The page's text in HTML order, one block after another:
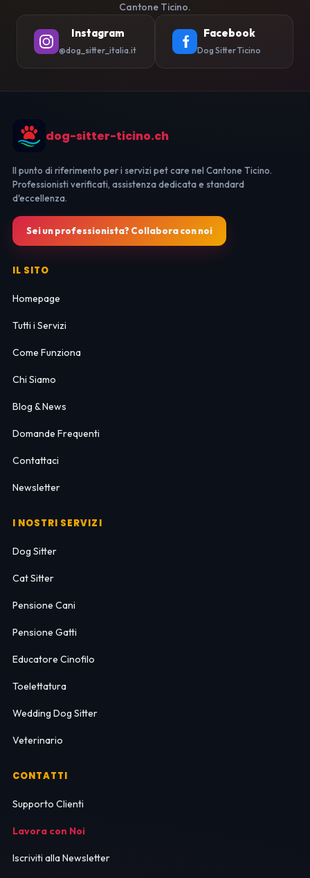
Cantone Ticino.
Instagram
@dog_sitter_italia.it
Facebook
Dog Sitter Ticino
dog-sitter-ticino.ch
Il punto di riferimento per i servizi pet care nel Cantone Ticino.
Professionisti verificati, assistenza dedicata e standard
d'eccellenza.
Sei un professionista? Collabora con noi
IL SITO
Homepage
Tutti i Servizi
Come Funziona
Chi Siamo
Blog & News
Domande Frequenti
Contattaci
Newsletter
I NOSTRI SERVIZI
Dog Sitter
Cat Sitter
Pensione Cani
Pensione Gatti
Educatore Cinofilo
Toelettatura
Wedding Dog Sitter
Veterinario
CONTATTI
Supporto Clienti
Lavora con Noi
Iscriviti alla Newsletter